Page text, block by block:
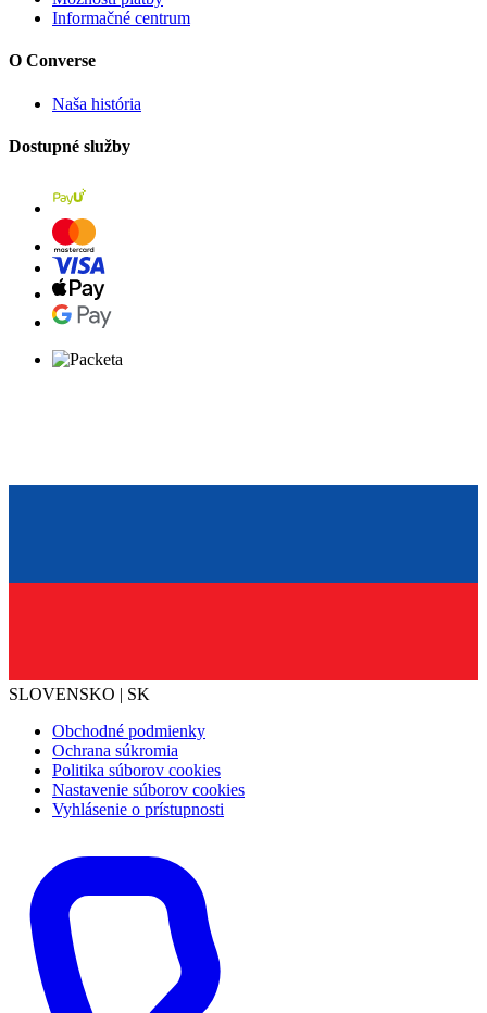
Informačné centrum
O Converse
Naša história
Dostupné služby
SLOVENSKO | SK
Obchodné podmienky
Ochrana súkromia
Politika súborov cookies
Nastavenie súborov cookies
Vyhlásenie o prístupnosti